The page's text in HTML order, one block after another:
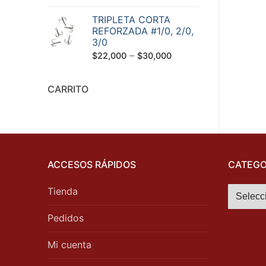
TRIPLETA CORTA
REFORZADA #1/0, 2/0,
3/0
$22,000 – $30,000
CARRITO
ACCESOS RÁPIDOS
Tienda
Pedidos
Mi cuenta